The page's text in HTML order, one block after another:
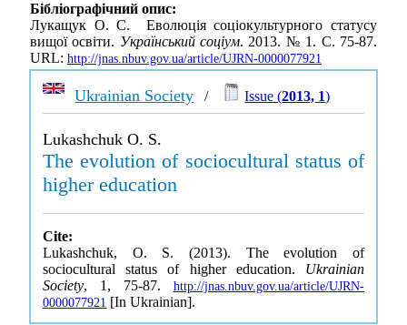
Бібліографічний опис:
Лукащук О. С. Еволюція соціокультурного статусу
вищої освіти. Український соціум. 2013. № 1. С. 75-87.
URL: http://jnas.nbuv.gov.ua/article/UJRN-0000077921
Ukrainian Society / Issue (2013, 1)
Lukashchuk O. S.
The evolution of sociocultural status of
higher education
Cite:
Lukashchuk, O. S. (2013). The evolution of
sociocultural status of higher education. Ukrainian
Society, 1, 75-87. http://jnas.nbuv.gov.ua/article/UJRN-
0000077921 [In Ukrainian].